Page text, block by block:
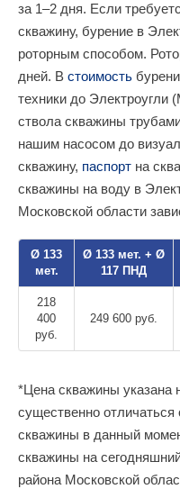
за 1–2 дня. Если
скважину, бурение в
роторным способом.
дней. В стоимость
техники до Электроугли
ствола скважины
нашим насосом до
скважину, паспорт на
скважины на воду в
Московской области
Ø 133
мет.
Ø 133 мет. + Ø
117 ПНД
218
400
руб.
249 600 руб.
*Цена скважины указана
существенно отличаться
скважины в данный
скважины на
района Московской